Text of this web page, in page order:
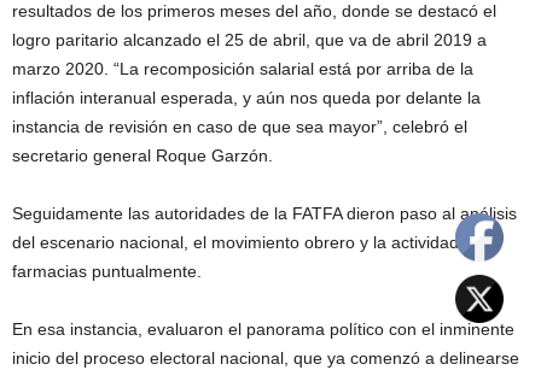
resultados de los primeros meses del año, donde se destacó el
logro paritario alcanzado el 25 de abril, que va de abril 2019 a
marzo 2020. “La recomposición salarial está por arriba de la
inflación interanual esperada, y aún nos queda por delante la
instancia de revisión en caso de que sea mayor”, celebró el
secretario general Roque Garzón.
Seguidamente las autoridades de la FATFA dieron paso al análisis
del escenario nacional, el movimiento obrero y la actividad de
farmacias puntualmente.
En esa instancia, evaluaron el panorama político con el inminente
inicio del proceso electoral nacional, que ya comenzó a delinearse